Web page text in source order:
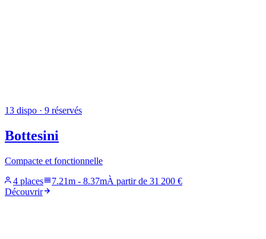
13 dispo · 9 réservés
Bottesini
Compacte et fonctionnelle
4 places
7.21m - 8.37mÀ partir de 31 200 €
Découvrir